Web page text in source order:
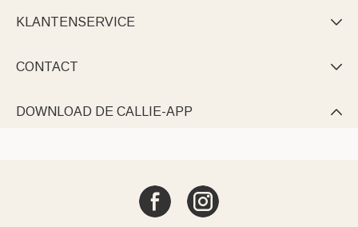
KLANTENSERVICE 
CONTACT 
DOWNLOAD DE CALLIE-APP 